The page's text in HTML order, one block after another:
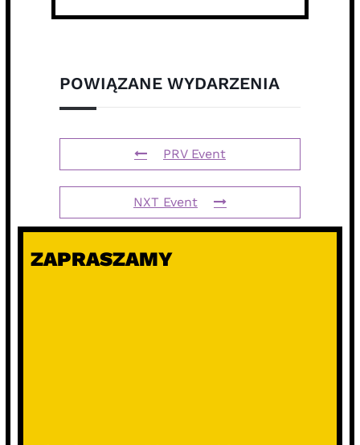
POWIĄZANE WYDARZENIA
PRV Event
NXT Event
ZAPRASZAMY